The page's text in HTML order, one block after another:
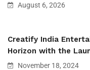
August 6, 2026
Creatify India
Horizon with the
November 18, 2024